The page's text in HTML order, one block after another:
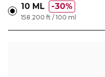
10 ML 30%
158 200 ft / 100 ml